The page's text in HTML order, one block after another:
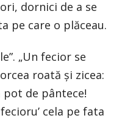
dornici de a se
pe care o plăceau.
„Un fecior se
roată și zicea:
pot de pântece!
cela pe fata